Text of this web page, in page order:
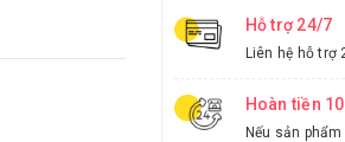
Hỗ trợ 24/7
Liên hệ hỗ trợ
Hoàn tiền
Nếu sản